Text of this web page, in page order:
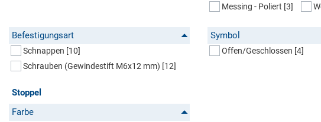
Messing - Poliert [3]
Befestigungsart
Schnappen [10]
Schrauben (Gewindestift M6x12 mm) [12]
Symbol
Offen/Geschlossen [4]
Stoppel
Farbe